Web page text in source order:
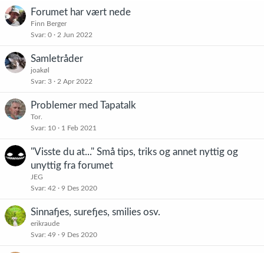
Forumet har vært nede
Finn Berger
Svar 0 2 Jun 2022
Samletråder
joakøl
Svar 3 2 Apr 2022
Problemer med Tapatalk
Tor.
Svar 10 1 Feb 2021
"Visste du at..." Små tips, triks og annet nyttig og
unyttig fra forumet
JEG
Svar 42 9 Des 2020
Sinnafjes, surefjes, smilies osv.
erikraude
Svar 49 9 Des 2020